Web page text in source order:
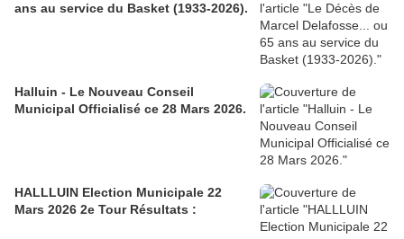
ans au service du Basket (1933-2026).
Halluin - Le Nouveau Conseil
Municipal Officialisé ce 28 Mars 2026.
HALLLUIN Election Municipale 22
Mars 2026 2e Tour Résultats :